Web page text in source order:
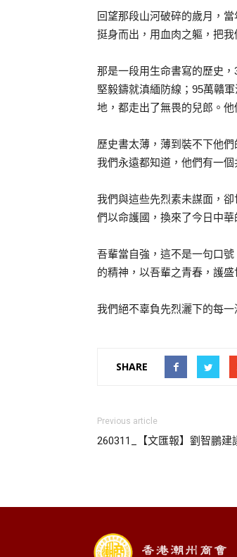
回望那段山河破碎的歲月，
挺身而出，用血肉之軀，把
那是一段用生命書寫的歷史
堅毅鑄就滇緬防線；95萬贛
地，都走出了無畏的兒郎。
歷史書太薄，薄到裝不下他
我們永遠都知道，他們有一
我們與這些先烈素未謀面，
們以命護國，換來了今日中
吾輩當自強，這不是一句口
的精神，以吾輩之青春，護盛
我們絕不辜負先烈灑下的每
SHARE
Previous article
260311_【文匯報】劉智鵬